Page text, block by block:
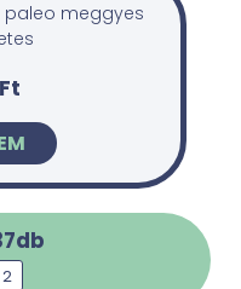
paleo meggyes
db
2